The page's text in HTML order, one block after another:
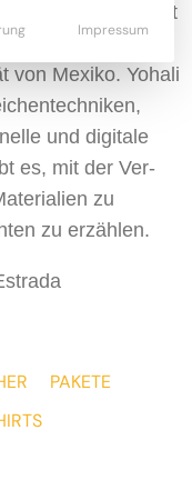
in Mexiko-Stadt
Kunst an der
von Mexiko. Yohali
und digitale
es, mit der Ver-
zu
zu erzählen.
PAKETE
Impressum